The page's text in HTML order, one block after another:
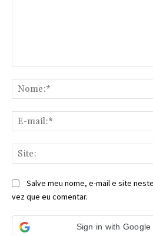
Salve meu nome, e-mail e site
vez que eu comentar.
Sign in with Google